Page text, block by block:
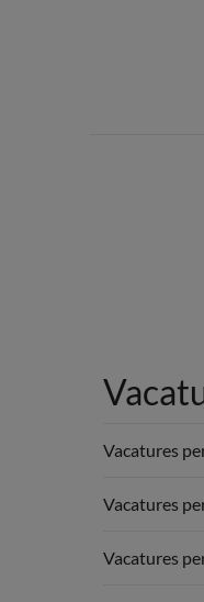
Vacatures
Vacatures
Vacatures